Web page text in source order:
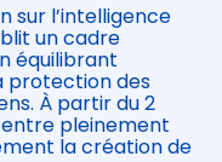
sur l’intelligence
un cadre
équilibrant
protection des
À partir du 2
entre pleinement
la création de